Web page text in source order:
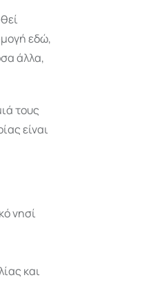
εδώ,
άλλα,
τους
είναι
νησί
και